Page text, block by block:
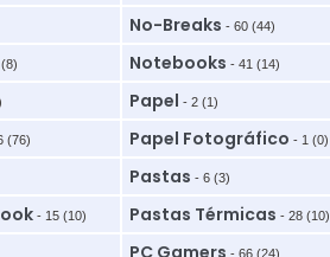
(76)
- 15 (10)
No-Breaks - 60 (44)
Notebooks - 41 (14)
Papel - 2 (1)
Papel Fotográfico - 1 (0)
Pastas - 6 (3)
Pastas Térmicas - 28 (10)
PC Gamers - 66 (24)